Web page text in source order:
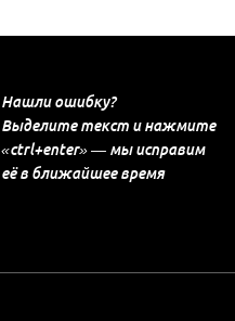
Нашли ошибку?
Выделите текст и нажмите
«ctrl+enter» — мы исправим
её в ближайшее время